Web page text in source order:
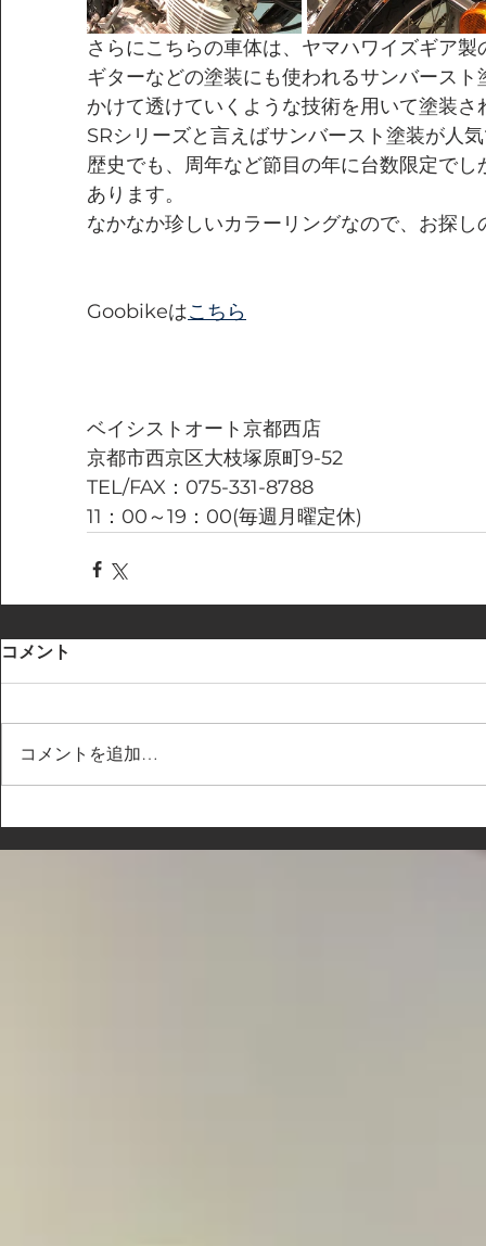
さらにこちらの車体は、ヤマハワイズギア
ギターなどの塗装にも使われるサンバース
かけて透けていくような技術を用いて塗装さ
SRシリーズと言えばサンバースト塗装が人
歴史でも、周年など節目の年に台数限定で
あります。
なかなか珍しいカラーリングなので、お探し
Goobikeはこちら
ベイシストオート京都西店
京都市西京区大枝塚原町9-52
TEL/FAX：075-331-8788
11：00～19：00(毎週月曜定休)
コメント
コメントを追加…